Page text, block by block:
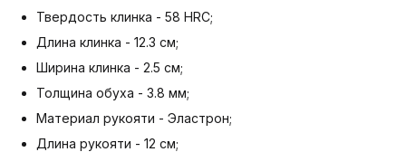
Твердость клинка - 58 HRC;
Длина клинка - 12.3 см;
Ширина клинка - 2.5 см;
Толщина обуха - 3.8 мм;
Материал рукояти - Эластрон;
Длина рукояти - 12 см;